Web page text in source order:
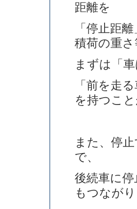
距離を
「停止距
積荷の重
まずは「
「前を走
を持つこ
また、停
で、
後続車に
もつなが